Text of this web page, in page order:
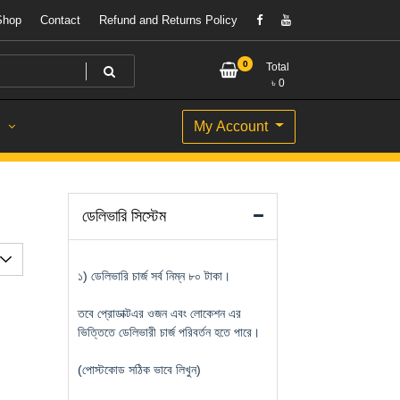
Contact Refund and Returns Policy
0
Total
৳ 0
My Account
ডেলিভারি সিস্টেম
১) ডেলিভারি চার্জ সর্ব নিম্ন ৮০ টাকা।
তবে প্রোডাক্টএর ওজন এবং লোকেশন এর
ভিত্তিতে ডেলিভারী চার্জ পরিবর্তন হতে পারে।
(পোস্টকোড সঠিক ভাবে লিখুন)